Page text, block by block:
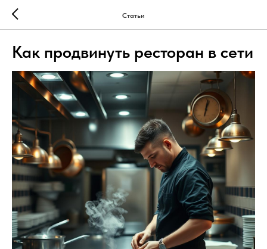
Статьи
Как продвинуть ресторан в сети